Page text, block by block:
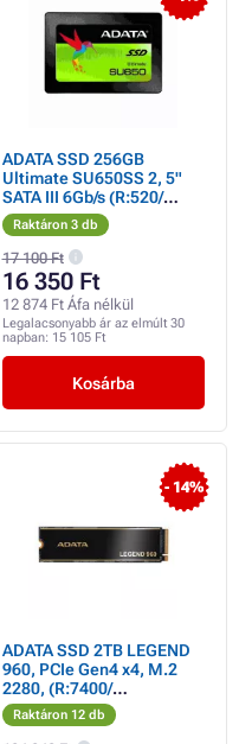
ADATA SSD 256GB
Ultimate SU650SS 2, 5"
SATA III 6Gb/s (R:520/
W:450MB/s)
Raktáron 3 db
17 100 Ft
16 350 Ft
12 874 Ft Áfa nélkül
Legalacsonyabb ár az elmúlt 30
napban: 15 105 Ft
Kosárba
- 14%
ADATA SSD 2TB LEGEND
960, PCIe Gen4 x4, M.2
2280, (R:7400/
W:6800MB/s)
Raktáron 12 db